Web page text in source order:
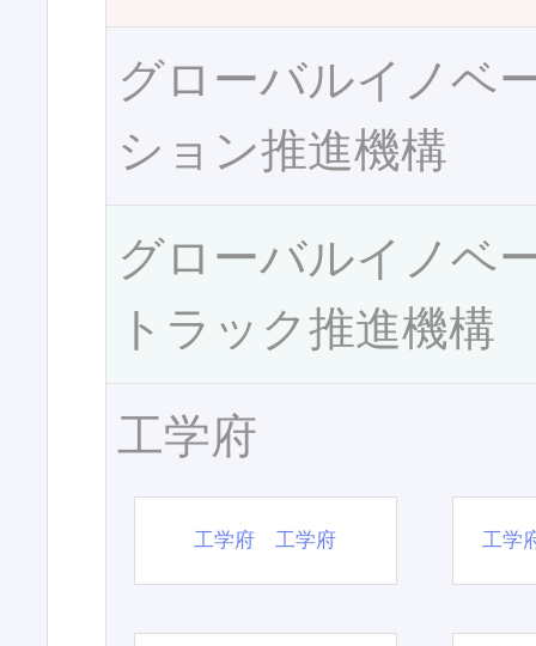
グローバルイノベ
ション推進機構
グローバルイノベ
トラック推進機構
工学府
工学府 工学府 工学